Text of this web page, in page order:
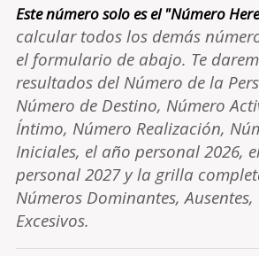
Este número solo es el "Número
calcular todos los demás
el formulario de abajo. Te
resultados del Número de la
Número de Destino, Número
Íntimo, Número Realización,
Iniciales, el año personal 2026,
personal 2027 y la grilla
Números Dominantes,
Excesivos.